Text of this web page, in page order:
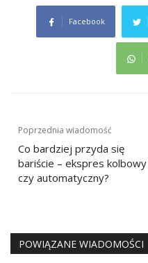
Facebook
Nawigacja
wpisu
Poprzednia wiadomość
Co bardziej przyda się
bariście – ekspres kolbowy
czy automatyczny?
POWIĄZANE WIADOMOŚCI